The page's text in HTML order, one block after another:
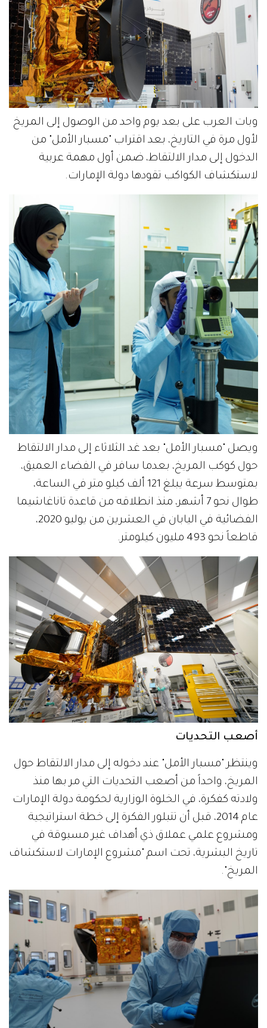
وبات العرب على بعد يوم واحد من الوصول إلى المريخ
لأول مرة في التاريخ، بعد اقتراب "مسبار الأمل" من
الدخول إلى مدار الالتقاط، ضمن أول مهمة عربية
لاستكشاف الكواكب تقودها دولة الإمارات.
ويصل "مسبار الأمل" بعد غد الثلاثاء إلى مدار الالتقاط
حول كوكب المريخ، بعدما سافر في الفضاء العميق،
بمتوسط سرعة يبلغ 121 ألف كيلو متر في الساعة،
طوال نحو 7 أشهر، منذ انطلاقه من قاعدة تاناغاشيما
الفضائية في اليابان في العشرين من يوليو 2020،
قاطعاً نحو 493 مليون كيلومتر.
أصعب التحديات
وينتظر "مسبار الأمل" عند دخوله إلى مدار الالتقاط حول
المريخ، واحداً من أصعب التحديات التي مر بها منذ
ولادته كفكرة، في الخلوة الوزارية لحكومة دولة الإمارات
عام 2014، قبل أن تتبلور الفكرة إلى خطة استراتيجية
ومشروع علمي عملاق ذي أهداف غير مسبوقة في
تاريخ البشرية، تحت اسم "مشروع الإمارات لاستكشاف
المريخ".